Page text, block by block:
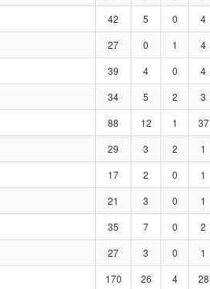
42 5 0 4
27 0 1 4
39 4 0 4
34 5 2 3
88 12 1 37
29 3 2 1
17 2 0 1
21 3 0 1
35 7 0 2
27 3 0 1
170 26 4 28